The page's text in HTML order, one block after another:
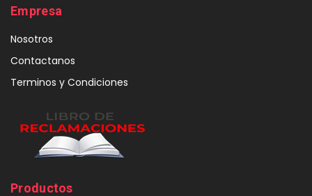
Empresa
Nosotros
Contactanos
Terminos y Condiciones
Productos